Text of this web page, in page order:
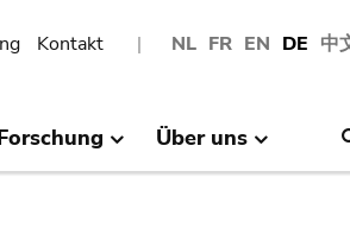
NL FR EN DE 中
Kontakt
Über uns